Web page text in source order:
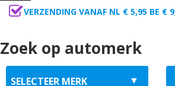
VERZENDING VANAF NL € 5,95 BE €
Zoek op automerk